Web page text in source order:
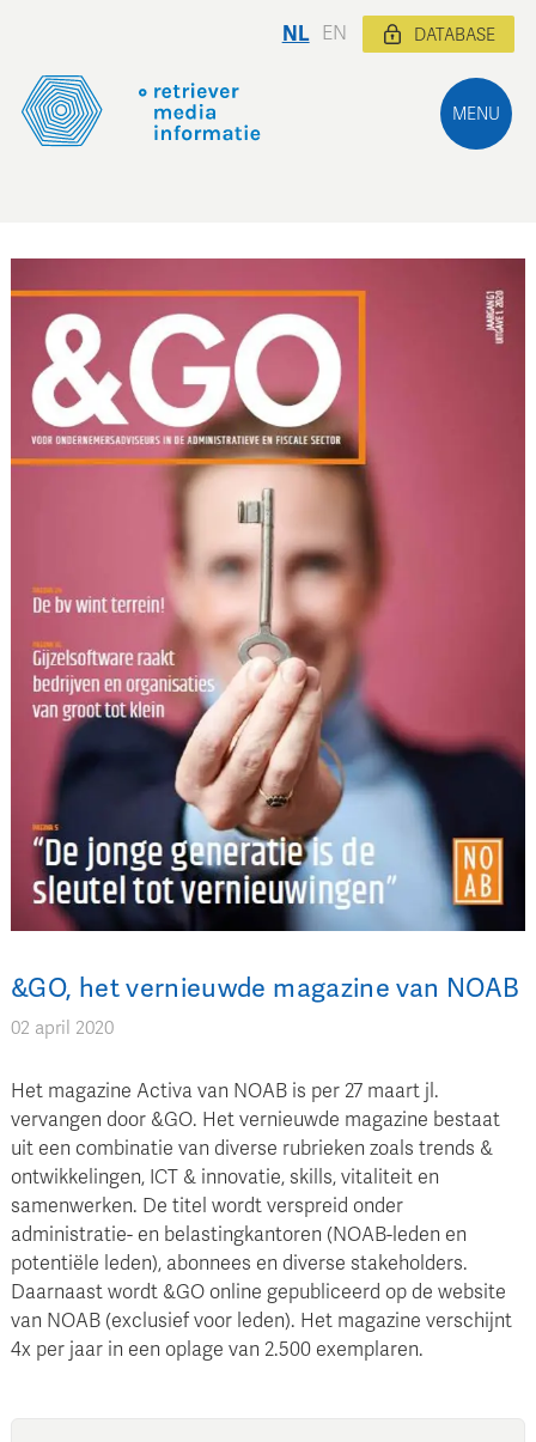
MENU
NL EN DATABASE
&GO, het vernieuwde magazine van NOAB
02 april 2020
Het magazine Activa van NOAB is per 27 maart jl.
vervangen door &GO. Het vernieuwde magazine bestaat
uit een combinatie van diverse rubrieken zoals trends &
ontwikkelingen, ICT & innovatie, skills, vitaliteit en
samenwerken. De titel wordt verspreid onder
administratie- en belastingkantoren (NOAB-leden en
potentiële leden), abonnees en diverse stakeholders.
Daarnaast wordt &GO online gepubliceerd op de website
van NOAB (exclusief voor leden). Het magazine verschijnt
4x per jaar in een oplage van 2.500 exemplaren.